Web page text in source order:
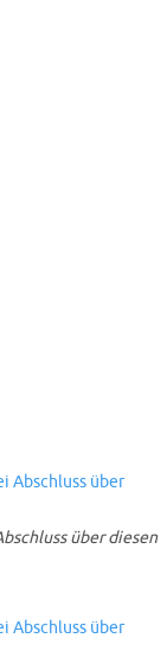
über diesen